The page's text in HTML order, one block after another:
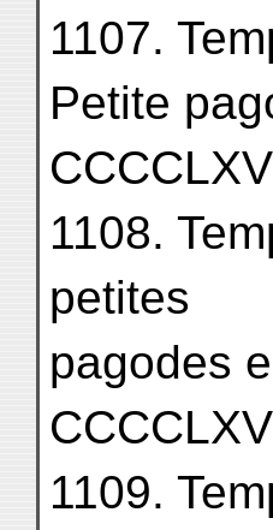
1107.
Petite
1108.
petites
pagodes
1109.